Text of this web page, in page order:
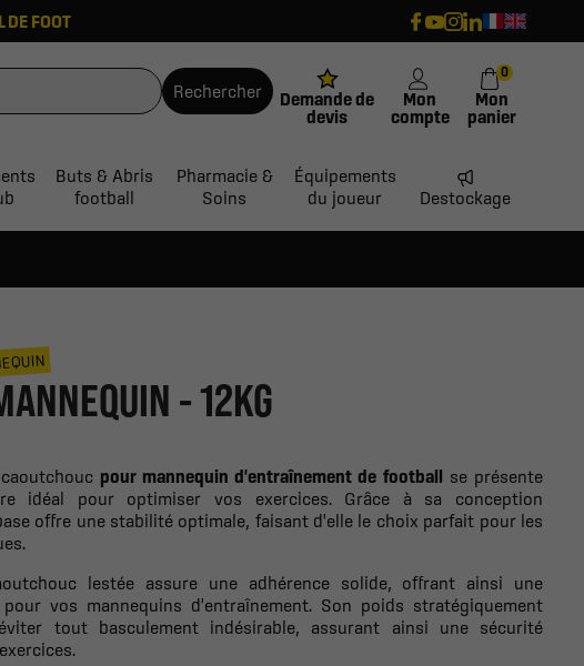
DE FOOT
Rechercher
Demande de
devis
Mon
compte
Mon
panier
0
Buts & Abris
football
Pharmacie &
Soins
Équipements
du joueur
Destockage
- 12KG
pour mannequin d'entraînement de football se présente
idéal pour optimiser vos exercices. Grâce à sa conception
offre une stabilité optimale, faisant d'elle le choix parfait pour les
lestée assure une adhérence solide, offrant ainsi une
vos mannequins d'entraînement. Son poids stratégiquement
tout basculement indésirable, assurant ainsi une sécurité